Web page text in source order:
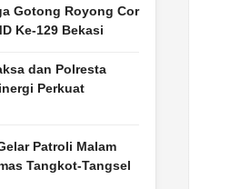
Gotong Royong Cor
Ke-129 Bekasi
dan Polresta
Perkuat
Patroli Malam
Tangkot-Tangsel